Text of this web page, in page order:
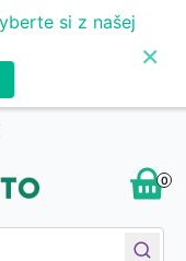
si z našej
×
0